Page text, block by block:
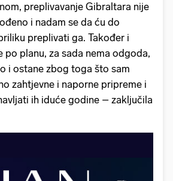
preplivavanje Gibraltara nije
i nadam se da ću do
preplivati ga. Također i
po planu, za sada nema odgoda,
i ostane zbog toga što sam
zahtjevne i naporne pripreme i
ih iduće godine – zaključila